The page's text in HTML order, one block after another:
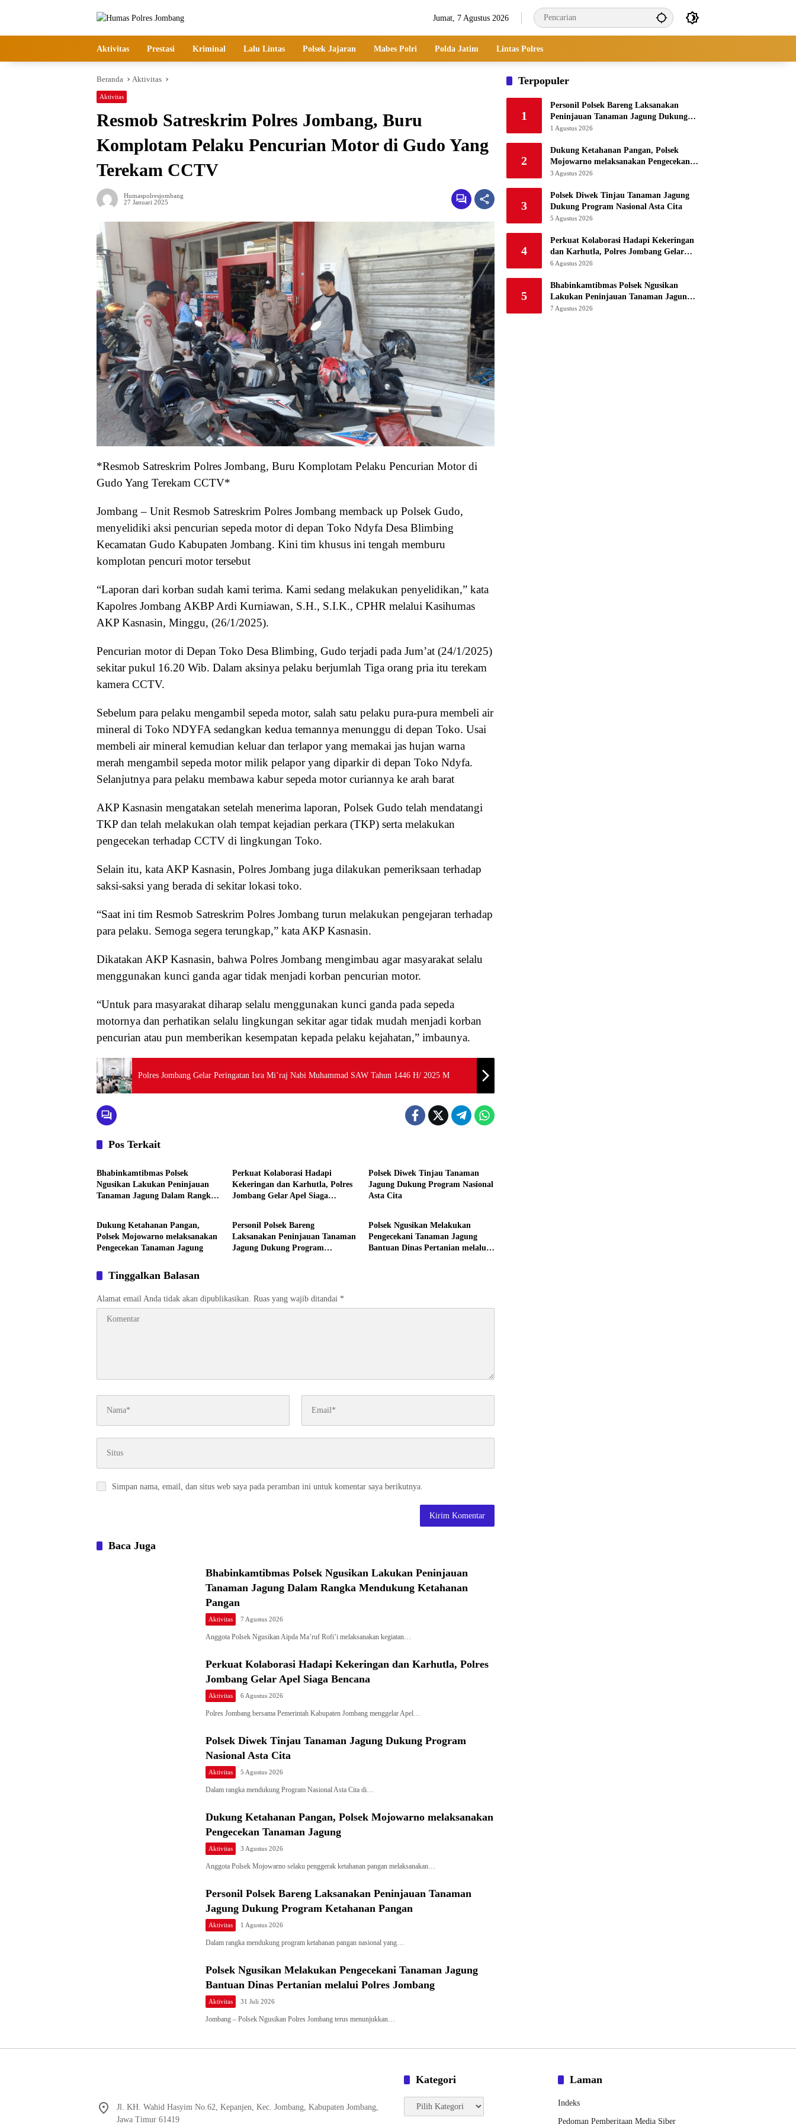
Jumat, 7 Agustus 2026
Aktivitas Prestasi Kriminal Lalu Lintas Polsek Jajaran Mabes Polri Polda Jatim Lintas Polres
Beranda Aktivitas
Aktivitas
Resmob Satreskrim Polres Jombang, Buru
Komplotam Pelaku Pencurian Motor di Gudo Yang
Terekam CCTV
Humaspolresjombang
27 Januari 2025
*Resmob Satreskrim Polres Jombang, Buru Komplotam Pelaku Pencurian Motor di
Gudo Yang Terekam CCTV*
Jombang – Unit Resmob Satreskrim Polres Jombang memback up Polsek Gudo,
menyelidiki aksi pencurian sepeda motor di depan Toko Ndyfa Desa Blimbing
Kecamatan Gudo Kabupaten Jombang. Kini tim khusus ini tengah memburu
komplotan pencuri motor tersebut
“Laporan dari korban sudah kami terima. Kami sedang melakukan penyelidikan,” kata
Kapolres Jombang AKBP Ardi Kurniawan, S.H., S.I.K., CPHR melalui Kasihumas
AKP Kasnasin, Minggu, (26/1/2025).
Pencurian motor di Depan Toko Desa Blimbing, Gudo terjadi pada Jum’at (24/1/2025)
sekitar pukul 16.20 Wib. Dalam aksinya pelaku berjumlah Tiga orang pria itu terekam
kamera CCTV.
Sebelum para pelaku mengambil sepeda motor, salah satu pelaku pura-pura membeli air
mineral di Toko NDYFA sedangkan kedua temannya menunggu di depan Toko. Usai
membeli air mineral kemudian keluar dan terlapor yang memakai jas hujan warna
merah mengambil sepeda motor milik pelapor yang diparkir di depan Toko Ndyfa.
Selanjutnya para pelaku membawa kabur sepeda motor curiannya ke arah barat
AKP Kasnasin mengatakan setelah menerima laporan, Polsek Gudo telah mendatangi
TKP dan telah melakukan olah tempat kejadian perkara (TKP) serta melakukan
pengecekan terhadap CCTV di lingkungan Toko.
Selain itu, kata AKP Kasnasin, Polres Jombang juga dilakukan pemeriksaan terhadap
saksi-saksi yang berada di sekitar lokasi toko.
“Saat ini tim Resmob Satreskrim Polres Jombang turun melakukan pengejaran terhadap
para pelaku. Semoga segera terungkap,” kata AKP Kasnasin.
Dikatakan AKP Kasnasin, bahwa Polres Jombang mengimbau agar masyarakat selalu
menggunakan kunci ganda agar tidak menjadi korban pencurian motor.
“Untuk para masyarakat diharap selalu menggunakan kunci ganda pada sepeda
motornya dan perhatikan selalu lingkungan sekitar agar tidak mudah menjadi korban
pencurian atau pun memberikan kesempatan kepada pelaku kejahatan,” imbaunya.
Polres Jombang Gelar Peringatan Isra Mi’raj Nabi Muhammad SAW Tahun 1446 H/ 2025 M
Pos Terkait
Aktivitas
Bhabinkamtibmas Polsek
Ngusikan Lakukan Peninjauan
Tanaman Jagung Dalam Rangka
Perkuat Kolaborasi Hadapi
Kekeringan dan Karhutla, Polres
Jombang Gelar Apel Siaga
Polsek Diwek Tinjau Tanaman
Jagung Dukung Program Nasional
Asta Cita
Dukung Ketahanan Pangan,
Polsek Mojowarno melaksanakan
Pengecekan Tanaman Jagung
Aktivitas
Personil Polsek Bareng
Laksanakan Peninjauan Tanaman
Jagung Dukung Program
Polsek Ngusikan Melakukan
Pengecekani Tanaman Jagung
Bantuan Dinas Pertanian melalui
Tinggalkan Balasan
Alamat email Anda tidak akan dipublikasikan. Ruas yang wajib ditandai *
Simpan nama, email, dan situs web saya pada peramban ini untuk komentar saya berikutnya.
Baca Juga
Bhabinkamtibmas Polsek Ngusikan Lakukan Peninjauan
Tanaman Jagung Dalam Rangka Mendukung Ketahanan
Pangan
Aktivitas 7 Agustus 2026
Anggota Polsek Ngusikan Aipda Ma’ruf Rofi’i melaksanakan kegiatan…
Perkuat Kolaborasi Hadapi Kekeringan dan Karhutla, Polres
Jombang Gelar Apel Siaga Bencana
Aktivitas 6 Agustus 2026
Polres Jombang bersama Pemerintah Kabupaten Jombang menggelar Apel…
Polsek Diwek Tinjau Tanaman Jagung Dukung Program
Nasional Asta Cita
Aktivitas 5 Agustus 2026
Dalam rangka mendukung Program Nasional Asta Cita di…
Dukung Ketahanan Pangan, Polsek Mojowarno melaksanakan
Pengecekan Tanaman Jagung
Aktivitas 3 Agustus 2026
Anggota Polsek Mojowarno selaku penggerak ketahanan pangan melaksanakan…
Personil Polsek Bareng Laksanakan Peninjauan Tanaman
Jagung Dukung Program Ketahanan Pangan
Aktivitas 1 Agustus 2026
Dalam rangka mendukung program ketahanan pangan nasional yang…
Polsek Ngusikan Melakukan Pengecekani Tanaman Jagung
Bantuan Dinas Pertanian melalui Polres Jombang
Aktivitas 31 Juli 2026
Jombang – Polsek Ngusikan Polres Jombang terus menunjukkan…
Terpopuler
1
Personil Polsek Bareng Laksanakan
Peninjauan Tanaman Jagung Dukung
Program Ketahanan Pangan
1 Agustus 2026
2
Dukung Ketahanan Pangan, Polsek
Mojowarno melaksanakan Pengecekan
Tanaman Jagung
3 Agustus 2026
3
Polsek Diwek Tinjau Tanaman Jagung
Dukung Program Nasional Asta Cita
5 Agustus 2026
4
Perkuat Kolaborasi Hadapi Kekeringan
dan Karhutla, Polres Jombang Gelar
Apel Siaga Bencana
6 Agustus 2026
5
Bhabinkamtibmas Polsek Ngusikan
Lakukan Peninjauan Tanaman Jagung
Dalam Rangka Mendukung Ketahanan
7 Agustus 2026
Jl. KH. Wahid Hasyim No.62, Kepanjen, Kec. Jombang, Kabupaten Jombang,
Jawa Timur 61419
Kategori
Kategori
Laman
Indeks
Pedoman Pemberitaan Media Siber